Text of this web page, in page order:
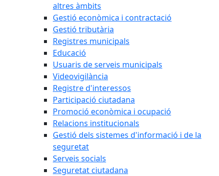
altres àmbits
Gestió econòmica i contractació
Gestió tributària
Registres municipals
Educació
Usuaris de serveis municipals
Videovigilància
Registre d'interessos
Participació ciutadana
Promoció econòmica i ocupació
Relacions institucionals
Gestió dels sistemes d'informació i de la
seguretat
Serveis socials
Seguretat ciutadana